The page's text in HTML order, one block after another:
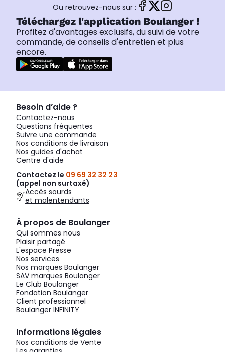
Ou retrouvez-nous sur :
Téléchargez l'application Boulanger !
Profitez d'avantages exclusifs, du suivi de votre
commande, de conseils d'entretien et plus
encore.
Besoin d’aide ?
Contactez-nous
Questions fréquentes
Suivre une commande
Nos conditions de livraison
Nos guides d'achat
Centre d'aide
Contactez le 09 69 32 32 23
(appel non surtaxé)
Accès sourds
et malentendants
À propos de Boulanger
Qui sommes nous
Plaisir partagé
L'espace Presse
Nos services
Nos marques Boulanger
SAV marques Boulanger
Le Club Boulanger
Fondation Boulanger
Client professionnel
Boulanger INFINITY
Informations légales
Nos conditions de Vente